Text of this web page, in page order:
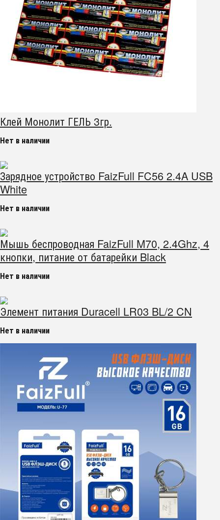
Клей Монолит ГЕЛЬ 3гр.
Нет в наличии
Зарядное устройство FaizFull FC56 2.4A USB
White
Нет в наличии
Мышь беспроводная FaizFull M70, 2.4Ghz, 4
кнопки, питание от батарейки Black
Нет в наличии
Элемент питания Duracell LR03 BL/2 CN
Нет в наличии